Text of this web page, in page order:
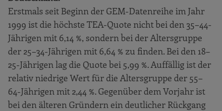
Hintergrund
Was wird gegründet?
TEA-Quoten nach Technologieintensität in
ausgewählten einkommensstarken
Ländern
Erwartete Beschäftigungseffekte der
Gründungen in einkommensstarken
Ländern
Erstmals seit Beginn der GEM-Datenreihe im Jahr
1999 ist die höchste TEA-Quote nicht bei den 35–44-
Jährigen mit 6,14 %, sondern bei der Altersgruppe
der 25–34-Jährigen mit 6,64 % zu finden. Bei den 18–
25-Jährigen lag die Quote bei 5,99 %. Auffällig ist der
relativ niedrige Wert für die Altersgruppe der 55–
64-Jährigen mit 2,44 %. Gegenüber dem Vorjahr ist
bei den älteren Gründern ein deutlicher Rückgang